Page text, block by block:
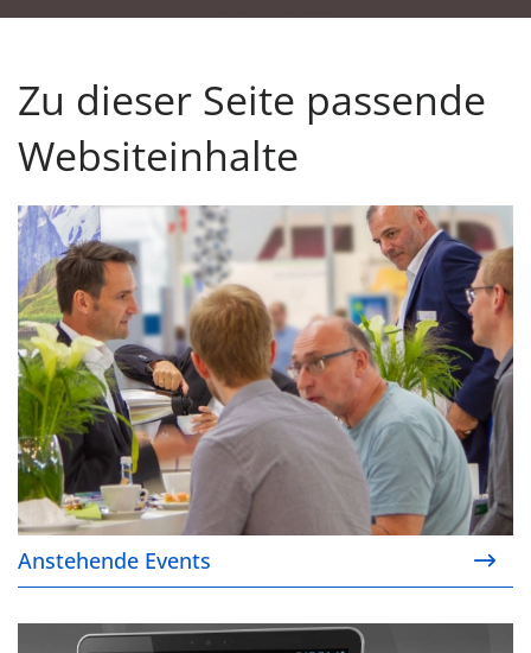
Zu dieser Seite passende
Websiteinhalte
Anstehende Events
Anstehende Events
Unser Newsletter